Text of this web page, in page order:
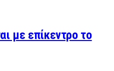
με επίκεντρο το